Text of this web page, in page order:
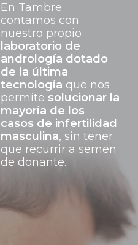
En Tambre
contamos con
nuestro propio
laboratorio de
andrología dotado
de la última
tecnología que nos
permite solucionar la
mayoría de los
casos de infertilidad
masculina, sin tener
que recurrir a semen
de donante.